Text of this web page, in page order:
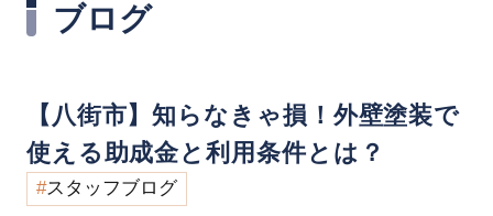
ブログ
【八街市】知らなきゃ損！外壁塗装で
使える助成金と利用条件とは？
スタッフブログ